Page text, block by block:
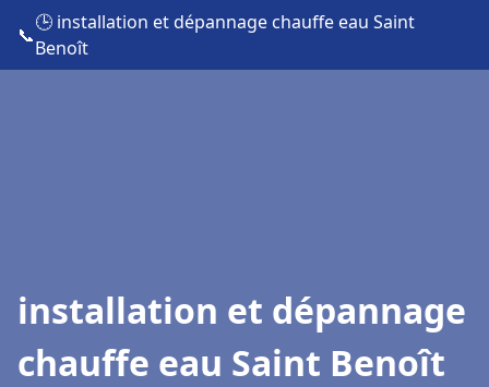
📞
🕒 installation et dépannage chauffe eau Saint
Benoît
installation et dépannage
chauffe eau Saint Benoît